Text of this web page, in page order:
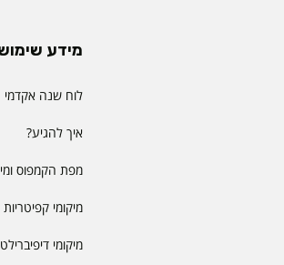
מידע
לוח שנה אקדמי
איך להגיע?
מפת הקמפוס
מיקומי קפיטריות
מיקומי